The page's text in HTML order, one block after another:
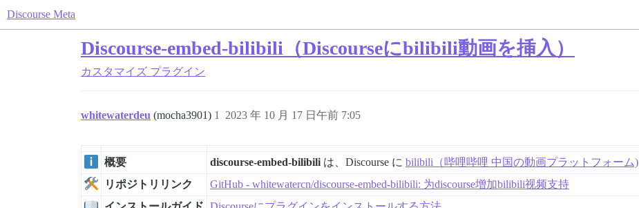
Discourse Meta
Discourse-embed-bilibili（Discourseにbilibili動画を挿入）
カスタマイズ プラグイン
whitewaterdeu (mocha3901) 2023 年 10 月 17 日午前 7:05
1
概要 discourse-embed-bilibili は、Discourse に bilibili（哔哩哔哩 中国の動画プラットフォーム)
リポジトリリンク
GitHub - whitewatercn/discourse-embed-bilibili: 为discourse增加bilibili视频支持